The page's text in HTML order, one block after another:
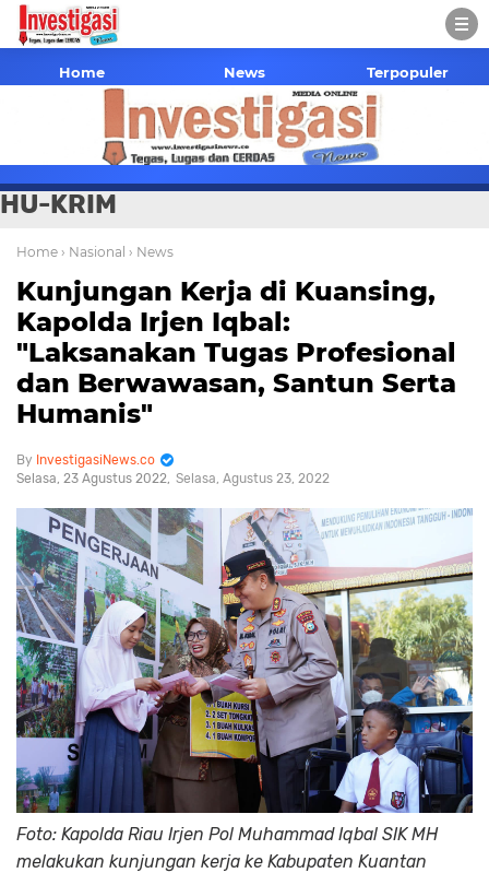
Home News Terpopuler
HU-KRIM
Home › Nasional › News
Kunjungan Kerja di Kuansing,
Kapolda Irjen Iqbal:
"Laksanakan Tugas Profesional
dan Berwawasan, Santun Serta
Humanis"
InvestigasiNews.co
Selasa, 23 Agustus 2022 Selasa, Agustus 23, 2022
Foto: Kapolda Riau Irjen Pol Muhammad Iqbal SIK MH
melakukan kunjungan kerja ke Kabupaten Kuantan